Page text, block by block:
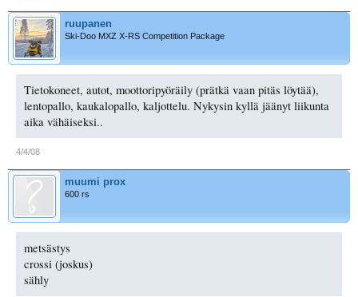
ruupanen
Ski-Doo MXZ X-RS Competition Package
Tietokoneet, autot, moottoripyöräily (prätkä vaan pitäs löytää),
lentopallo, kaukalopallo, kaljottelu. Nykysin kyllä jäänyt liikunta
aika vähäiseksi..
4/4/08
muumi prox
600 rs
metsästys
crossi (joskus)
sähly